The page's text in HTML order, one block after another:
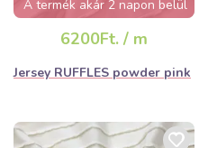
A termék akár 2 napon belül
elfogyhat!
6200Ft. / m
Jersey RUFFLES powder pink